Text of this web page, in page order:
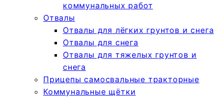
коммунальных работ
Отвалы
Отвалы для лёгких грунтов и снега
Отвалы для снега
Отвалы для тяжелых грунтов и
снега
Прицепы самосвальные тракторные
Коммунальные щётки